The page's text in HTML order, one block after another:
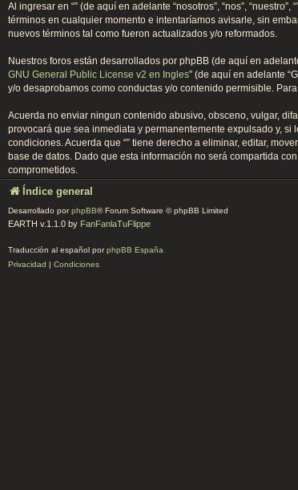
Al ingresar en “” (de aquí en adelante “nosotros”, “nos”,
términos en cualquier momento e intentaríamos avisarle, sin
nuevos términos tal como fueron actualizados y/o reformados.
Nuestros foros están desarrollados por phpBB (de aquí en
GNU General Public License v2 en Ingles” (de aquí en adelante
y/o desaprobamos como conductas y/o contenido permisible.
Acuerda no enviar ningun contenido abusivo, obsceno, vulgar,
provocará que sea inmediata y permanentemente expulsado y,
condiciones. Acuerda que “” tiene derecho a eliminar, editar,
base de datos. Dado que esta información no será compartida
comprometidos.
Índice general
Desarrollado porphpBB® Forum Software © phpBB Limited
EARTH v.1.1.0 by FanFanlaTuFlippe
Traducción al español porphpBB España
Privacidad | Condiciones